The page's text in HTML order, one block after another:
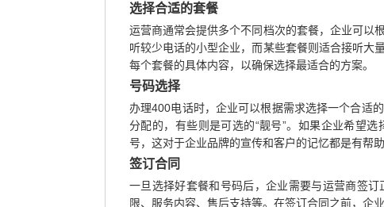
选择合适的套餐
运营商通常会提供多个不同档次的套餐，企业可以
听较少电话的小型企业，而某些套餐则适合接听大
每个套餐的具体内容，以确保选择最适合的方案。
号码选择
办理400电话时，企业可以根据需求选择一个合适
分配的，有些则是可选的“靓号”。如果企业希望
号，这对于企业品牌的宣传和客户的记忆都是有帮助
签订合同
一旦选择好套餐和号码后，企业需要与运营商签
限、服务内容、售后支持等。在签订合同之前，企